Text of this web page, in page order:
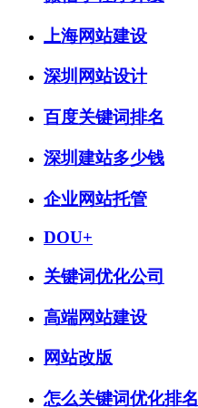
上海网站建设
深圳网站设计
百度关键词排名
深圳建站多少钱
企业网站托管
DOU+
关键词优化公司
高端网站建设
网站改版
怎么关键词优化排名